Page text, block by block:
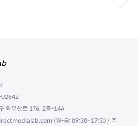
02642
와우산로 176, 2층-14A
(월-금: 09:30~17:30 / 주